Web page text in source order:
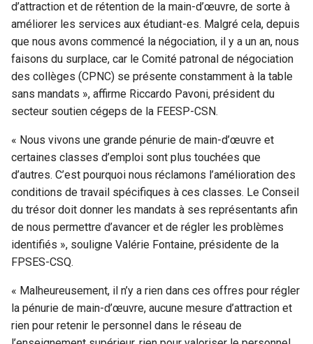
d’attraction et de rétention de la main-d’œuvre, de sorte à
améliorer les services aux étudiant-es. Malgré cela, depuis
que nous avons commencé la négociation, il y a un an, nous
faisons du surplace, car le Comité patronal de négociation
des collèges (CPNC) se présente constamment à la table
sans mandats », affirme Riccardo Pavoni, président du
secteur soutien cégeps de la FEESP-CSN.
« Nous vivons une grande pénurie de main-d’œuvre et
certaines classes d’emploi sont plus touchées que
d’autres. C’est pourquoi nous réclamons l’amélioration des
conditions de travail spécifiques à ces classes. Le Conseil
du trésor doit donner les mandats à ses représentants afin
de nous permettre d’avancer et de régler les problèmes
identifiés », souligne Valérie Fontaine, présidente de la
FPSES-CSQ.
« Malheureusement, il n’y a rien dans ces offres pour régler
la pénurie de main-d’œuvre, aucune mesure d’attraction et
rien pour retenir le personnel dans le réseau de